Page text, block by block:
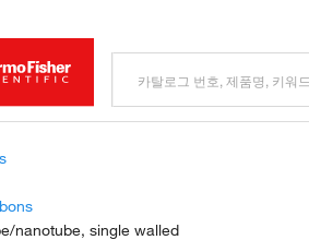
nanotube, single walled